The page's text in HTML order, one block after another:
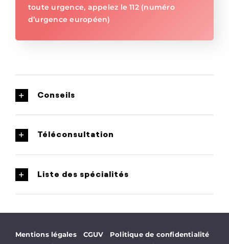
toute urgence, appelez le 112 (numéro
d’urgence européen)
Conseils
Téléconsultation
Liste des spécialités
Mentions légales CGUV Politique de confidentialité